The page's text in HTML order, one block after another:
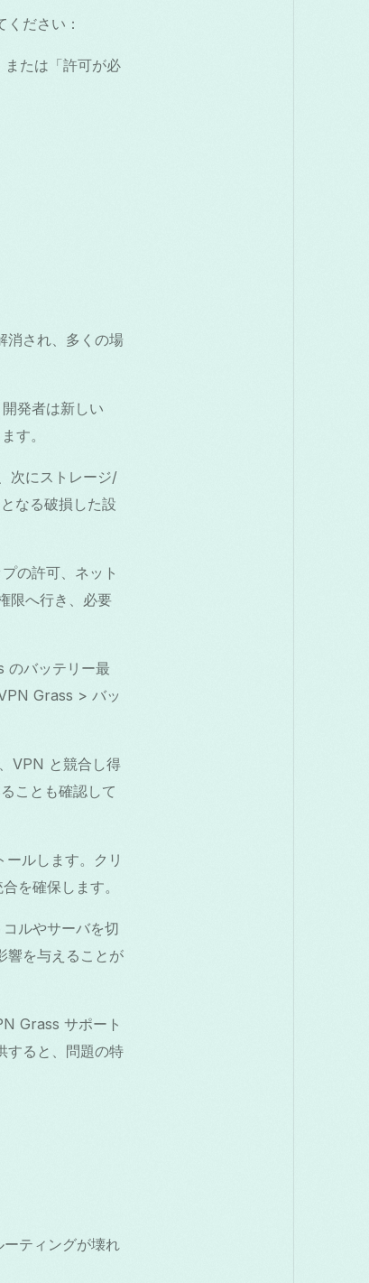
ださい：
たは「許可が必
消され、多くの場
発者は新しい
す。
次にストレージ/
なる破損した設
の許可、ネット
限へ行き、必要
のバッテリー最
Grass > バッ
VPN と競合し得
ことも確認して
ルします。クリ
を確保します。
ルやサーバを切
響を与えることが
Grass サポート
すると、問題の特
ティングが壊れ